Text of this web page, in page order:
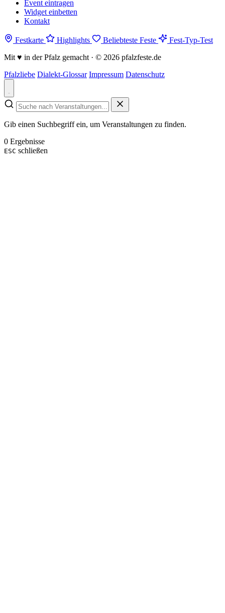
Event eintragen
Widget einbetten
Kontakt
Festkarte Highlights Beliebteste Feste
Fest-Typ-Test
Mit ♥ in der Pfalz gemacht · © 2026 pfalzfeste.de
Pfalzliebe Dialekt-Glossar Impressum Datenschutz
Gib einen Suchbegriff ein, um Veranstaltungen zu finden.
0 Ergebnisse
ESC schließen